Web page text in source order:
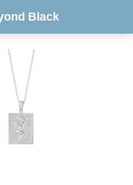
Black